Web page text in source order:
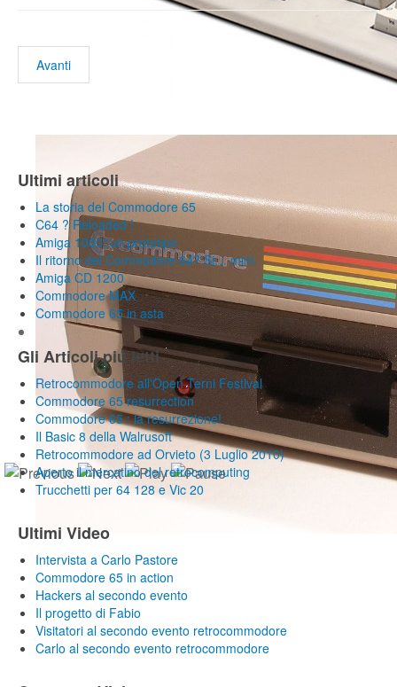
Avanti
Ultimi articoli
La storia del Commodore 65
C64 ? Reloaded !
Amiga 1000: un prototipo
Il ritorno del Commodore 64? Si… mini.
Amiga CD 1200
Commodore MAX
Commodore 65 in asta
Gli Articoli piú letti
Retrocommodore all'Open Terni Festival
Commodore 65 resurrection
Commodore 65 : la resurrezione!
Il Basic 8 della Walrusoft
Retrocommodore ad Orvieto (3 Luglio 2010)
Aperto il mercatino del retrocomputing
Trucchetti per 64 128 e Vic 20
Ultimi Video
Intervista a Carlo Pastore
Commodore 65 in action
Hackers al secondo evento
Il progetto di Fabio
Visitatori al secondo evento retrocommodore
Carlo al secondo evento retrocommodore